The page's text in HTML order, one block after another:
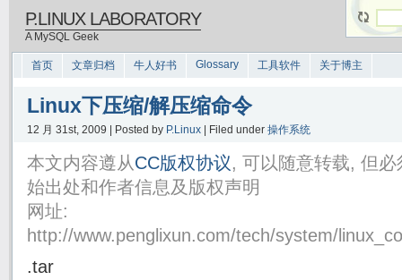
P.LINUX LABORATORY
A MySQL Geek
首页 文章归档 牛人好书 Glossary 工具软件 关于博主
Linux下压缩/解压缩命令
12 月 31st, 2009 | Posted by P.Linux | Filed under 操作系统
本文内容遵从CC版权协议, 可以随意转载, 但
始出处和作者信息及版权声明
网址:
http://www.penglixun.com/tech/system/
.tar